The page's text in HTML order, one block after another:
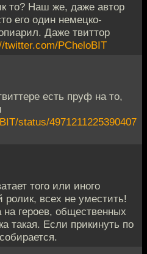
то? Наш же, даже автор
его один немецко-
Даже твиттор
twitter.com/PCheloBIT
есть пруф на то,
status/4971211225390407
того или иного
ролик, всех не уместить!
на героев, общественных
такая. Если прикинуть по